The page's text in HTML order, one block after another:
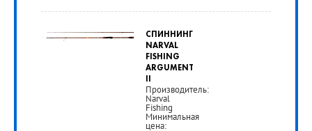
9
500
руб.
РУБ
СПИННИНГ
NARVAL
FISHING
ARGUMENT
Производитель:
Narval
Fishing
Минимальная
цена: